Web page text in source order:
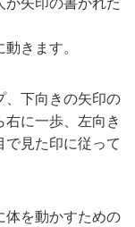
きます。
、下向きの矢印の
に一歩、左向き
見た印に従って
体を動かすための